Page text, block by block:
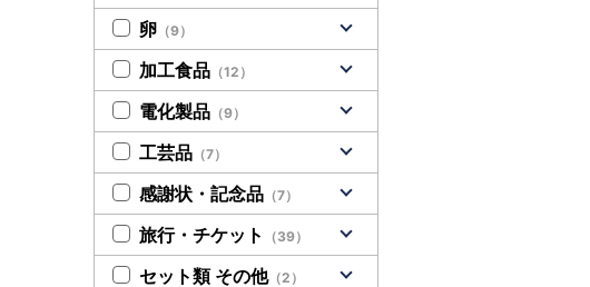
卵 （9）
加工食品 （12）
電化製品 （9）
工芸品 （7）
感謝状・記念品 （7）
旅行・チケット （39）
セット類 その他（2）